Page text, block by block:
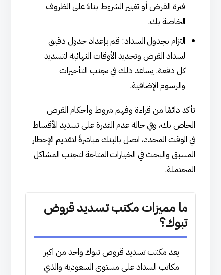
فترة القرض أو تغيير الشروط بناءً على الظروف
الخاصة بك.
التزام بجدول السداد: قم بإعداد جدول دقيق
لسداد القرض وتحديد الأوقات النهائية لتسديد
كل دفعة. يساعد ذلك في تجنب التأخيرات
والرسوم الإضافية.
تأكد دائمًا من قراءة وفهم شروط وأحكام القرض
الخاص بك، وفي حالة عدم القدرة على تسديد الأقساط
في الوقت المحدد، اتصل بالبنك مباشرةً لتقديم الإخطار
المسبق والبحث في الخيارات المتاحة لتجنب المشاكل
المحتملة.
ما مميزات مكتب تسديد قروض
تبوك؟
يعد مكتب تسديد قروض تبوك واحد من اكبر
مكاتب السداد على مستوى السعودية والذي